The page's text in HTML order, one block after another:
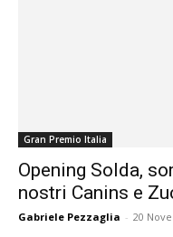
Gran Premio Italia
Opening Solda,
nostri Canins e
Gabriele Pezzaglia - 20